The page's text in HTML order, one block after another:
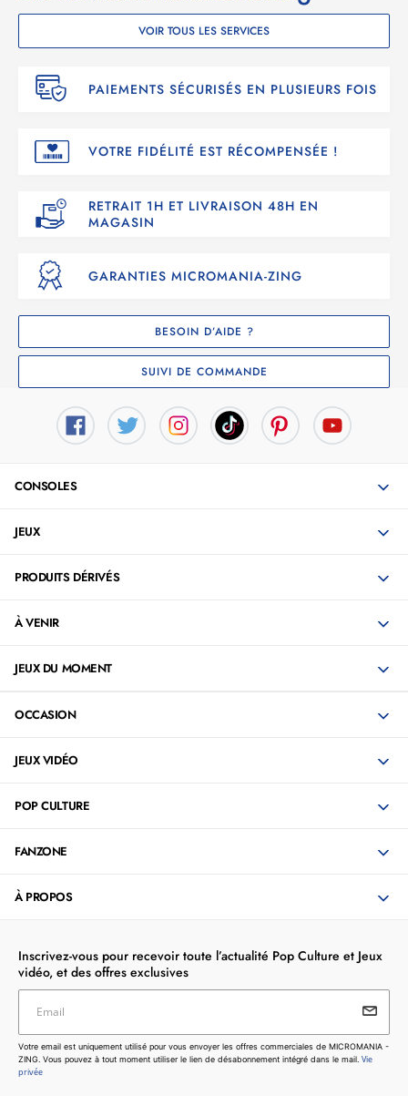
VOIR TOUS LES SERVICES
PAIEMENTS SÉCURISÉS EN PLUSIEURS FOIS
VOTRE FIDÉLITÉ EST RÉCOMPENSÉE !
RETRAIT 1H ET LIVRAISON 48H EN
MAGASIN
GARANTIES MICROMANIA-ZING
BESOIN D’AIDE ?
SUIVI DE COMMANDE
CONSOLES
JEUX
PRODUITS DÉRIVÉS
À VENIR
JEUX DU MOMENT
OCCASION
JEUX VIDÉO
POP CULTURE
FANZONE
À PROPOS
Inscrivez-vous pour recevoir toute l’actualité Pop Culture et Jeux
vidéo, et des offres exclusives
Votre email est uniquement utilisé pour vous envoyer les
offres commerciales de MICROMANIA - ZING. Vous pouvez
à tout moment utiliser le lien de désabonnement intégré dans
Email
Votre email est uniquement utilisé pour vous envoyer les offres commerciales de MICROMANIA -
ZING. Vous pouvez à tout moment utiliser le lien de désabonnement intégré dans le mail. Vie
privée